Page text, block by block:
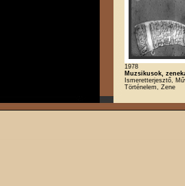
1978
Muzsikusok,
Ismeretterjesztő,
Történelem, Zene